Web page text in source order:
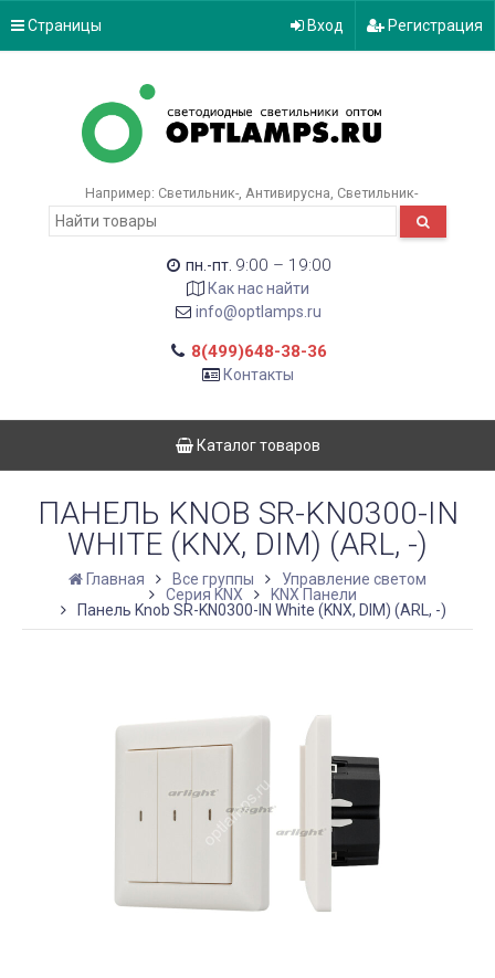
Страницы Вход Регистрация
Например: Светильник- Антивирусна Светильник-
пн.-пт. 9:00 – 19:00
Как нас найти
info@optlamps.ru
8(499)648-38-36
Контакты
Каталог товаров
ПАНЕЛЬ KNOB SR-KN0300-IN
WHITE (KNX, DIM) (ARL, -)
Главная Все группы
Управление светом
Серия KNX
KNX Панели
Панель Knob SR-KN0300-IN White (KNX, DIM) (ARL, -)